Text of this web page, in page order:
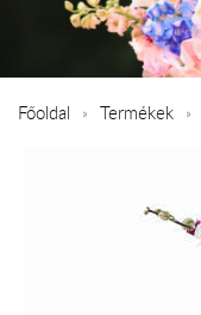
Főoldal Termékek